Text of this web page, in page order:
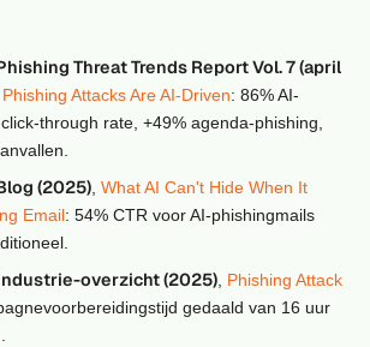
Threat Trends Report Vol. 7 (april
Attacks Are AI-Driven: 86% AI-
through rate, +49% agenda-phishing,
(2025) ,What AI Can't Hide When It
Email: 54% CTR voor AI-phishingmails
overzicht (2025) Phishing Attack
gedaald van 16 uur